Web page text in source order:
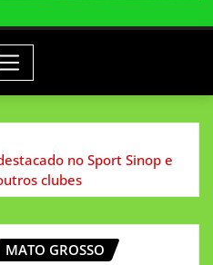
no Sport Sinop e
clubes
MATO GROSSO